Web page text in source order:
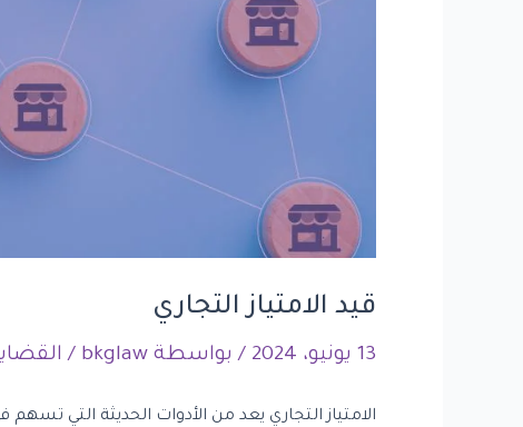
قيد الامتياز التجاري
13 يونيو، 2024 / بواسطة bkglaw
/
الامتياز التجاري يعد من الأدوات الحديثة التي تسهم